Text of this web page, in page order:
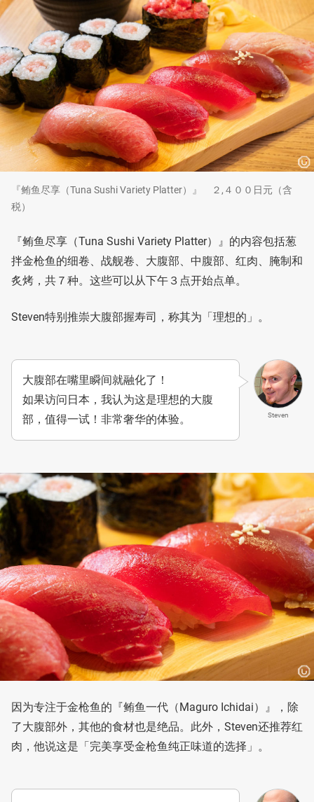
『鲔鱼尽享（Tuna Sushi Variety Platter）』 ２,４００日元（含
税）
『鲔鱼尽享（Tuna Sushi Variety Platter）』的内容包括葱
拌金枪鱼的细卷、战舰卷、大腹部、中腹部、红肉、腌制和
炙烤，共７种。这些可以从下午３点开始点单。
Steven特别推崇大腹部握寿司，称其为「理想的」。
Steven
大腹部在嘴里瞬间就融化了！
如果访问日本，我认为这是理想的大腹
部，值得一试！非常奢华的体验。
因为专注于金枪鱼的『鲔鱼一代（Maguro Ichidai）』，除
了大腹部外，其他的食材也是绝品。此外，Steven还推荐红
肉，他说这是「完美享受金枪鱼纯正味道的选择」。